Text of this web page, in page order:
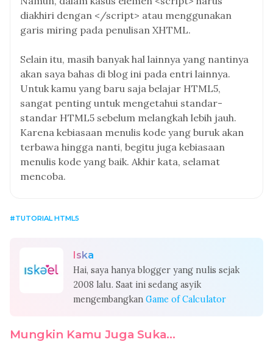
diakhiri dengan </script> atau menggunakan
garis miring pada penulisan XHTML.
Selain itu, masih banyak hal lainnya yang nantinya
akan saya bahas di blog ini pada entri lainnya.
Untuk kamu yang baru saja belajar HTML5,
sangat penting untuk mengetahui standar-
standar HTML5 sebelum melangkah lebih jauh.
Karena kebiasaan menulis kode yang buruk akan
terbawa hingga nanti, begitu juga kebiasaan
menulis kode yang baik. Akhir kata, selamat
mencoba.
TUTORIAL HTML5
Iska
Hai, saya hanya blogger yang nulis sejak
2008 lalu. Saat ini sedang asyik
mengembangkan Game of Calculator
Mungkin Kamu Juga Suka...